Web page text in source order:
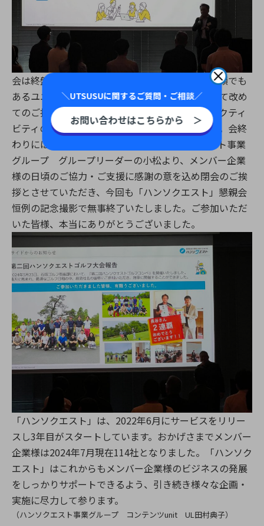
会は終盤を迎え、ハンソクエスト事業グループの顔でも
あるユニットリーダーの尾崎より運営事務局として改め
てのご挨拶およびメンバー企業様を対象としたアクティ
ビティのご紹介やご報告をさせていただきました。会終
わりにはPXC株式会社 執行役員・ハンソクエスト事業
グループ グループリーダーの小松より、メンバー企業
様の日頃のご協力・ご支援に感謝の意を込め閉会のご挨
拶とさせていただき、今回も「ハンソクエスト」懇親会
恒例の記念撮影で無事終了いたしました。ご参加いただ
いた皆様、本当にありがとうございました。
「ハンソクエスト」は、2022年6月にサービスをリリー
スし3年目がスタートしています。おかげさまでメンバー
企業様は2024年7月現在114社となりました。「ハンソク
エスト」はこれからもメンバー企業様のビジネスの発展
をしっかりサポートできるよう、引き続き様々な企画・
実施に尽力して参ります。
（ハンソクエスト事業グループ コンテンツunit UL田村典子）
＼UTSUSUに関するご質問・ご相談／
お問い合わせはこちらから ＞